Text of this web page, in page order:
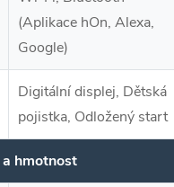
(Aplikace hOn, Alexa,
Google)
Digitální displej, Dětská
pojistka, Odložený start
hmotnost